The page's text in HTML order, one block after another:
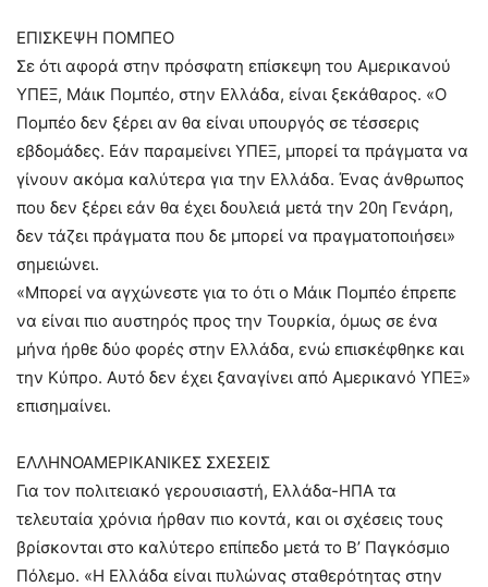
ΕΠΙΣΚΕΨΗ ΠΟΜΠΕΟ
Σε ότι αφορά στην πρόσφατη επίσκεψη του Αμερικανού
ΥΠΕΞ, Μάικ Πομπέο, στην Ελλάδα, είναι ξεκάθαρος. «Ο
Πομπέο δεν ξέρει αν θα είναι υπουργός σε τέσσερις
εβδομάδες. Εάν παραμείνει ΥΠΕΞ, μπορεί τα πράγματα να
γίνουν ακόμα καλύτερα για την Ελλάδα. Ένας άνθρωπος
που δεν ξέρει εάν θα έχει δουλειά μετά την 20η Γενάρη,
δεν τάζει πράγματα που δε μπορεί να πραγματοποιήσει»
σημειώνει.
«Μπορεί να αγχώνεστε για το ότι ο Μάικ Πομπέο έπρεπε
να είναι πιο αυστηρός προς την Τουρκία, όμως σε ένα
μήνα ήρθε δύο φορές στην Ελλάδα, ενώ επισκέφθηκε και
την Κύπρο. Αυτό δεν έχει ξαναγίνει από Αμερικανό ΥΠΕΞ»
επισημαίνει.
ΕΛΛΗΝΟΑΜΕΡΙΚΑΝΙΚΕΣ ΣΧΕΣΕΙΣ
Για τον πολιτειακό γερουσιαστή, Ελλάδα-ΗΠΑ τα
τελευταία χρόνια ήρθαν πιο κοντά, και οι σχέσεις τους
βρίσκονται στο καλύτερο επίπεδο μετά το Β’ Παγκόσμιο
Πόλεμο. «Η Ελλάδα είναι πυλώνας σταθερότητας στην